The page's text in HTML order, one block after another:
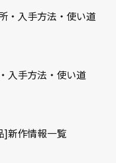
・入手方法・使い道
入手方法・使い道
]新作情報一覧